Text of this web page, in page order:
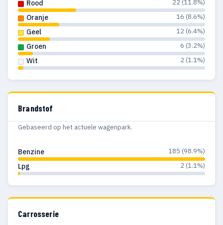
Rood 22 (11.8%)
Oranje 16 (8.6%)
Geel 12 (6.4%)
Groen 6 (3.2%)
Wit 2 (1.1%)
Brandstof
Gebaseerd op het actuele wagenpark.
Benzine 185 (98.9%)
Lpg 2 (1.1%)
Carrosserie